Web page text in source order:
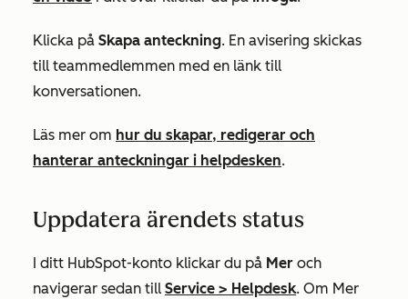
Klicka på Skapa anteckning. En avisering skickas
till teammedlemmen med en länk till
konversationen.
Läs mer om hur du skapar, redigerar och
hanterar anteckningar i helpdesken.
Uppdatera ärendets status
I ditt HubSpot-konto klickar du på Mer och
navigerar sedan till Service > Helpdesk. Om Mer